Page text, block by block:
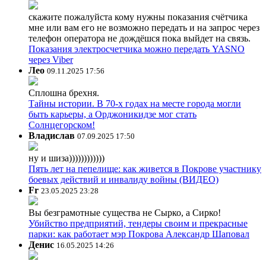
скажите пожалуйста кому нужны показания счётчика
мне или вам его не возможно передать и на запрос через
телефон оператора не дождёшся пока выйдет на связь.
Показания электросчетчика можно передать YASNO
через Viber
Лео 09.11.2025 17:56
Сплошна брехня.
Тайны истории. В 70-х годах на месте города могли
быть карьеры, а Орджоникидзе мог стать
Солнцегорском!
Владислав 07.09.2025 17:50
ну и шиза))))))))))))
Пять лет на пепелище: как живется в Покрове участнику
боевых действий и инвалиду войны (ВИДЕО)
Fr 23.05.2025 23:28
Вы безграмотные существа не Сырко, а Сирко!
Убийство предприятий, тендеры своим и прекрасные
парки: как работает мэр Покрова Александр Шаповал
Денис 16.05.2025 14:26